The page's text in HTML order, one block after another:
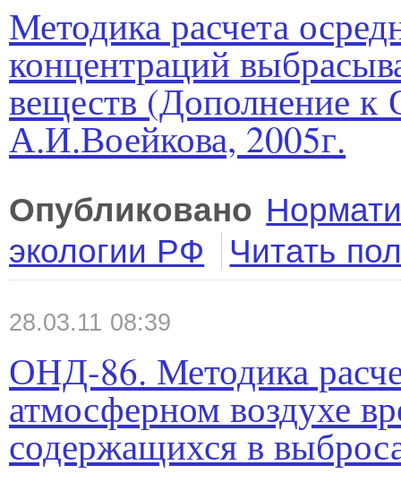
Методика расчета
концентраций
веществ (Дополнение
А.И.Воейкова, 2005г.
Опубликовано
экологии РФ
Читать
28.03.11 08:39
ОНД-86. Методика
атмосферном воздухе
содержащихся в